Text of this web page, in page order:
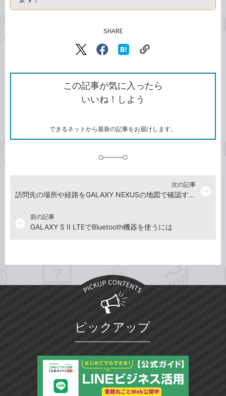
SHARE
X（旧
で
シ
ェ
ア
Facebook
シ
ェ
ア
な
ブ
ッ
ク
ク
ク
を
コ
この記事が気に入ったら
いいね！しよう
できるネットから最新の記事をお届けします。
前の記事
GALAXY S II LTEでBluetooth機器を使うには
次の記事
訪問先の場所や経路をGALAXY NEXUSの地図で確認するには
ピックアップ